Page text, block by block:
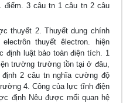
điểm. 3 câu tn 1 câu tn 2 câu
thuyết 2. Thuyết dung chính
thuyết êlectron. hiện
định luật bảo toàn điện tích. 1
trường trường tồn tại ở đâu,
2 câu tn nghĩa cường độ
4. Công của lực tĩnh điện
định Nêu được mối quan hệ